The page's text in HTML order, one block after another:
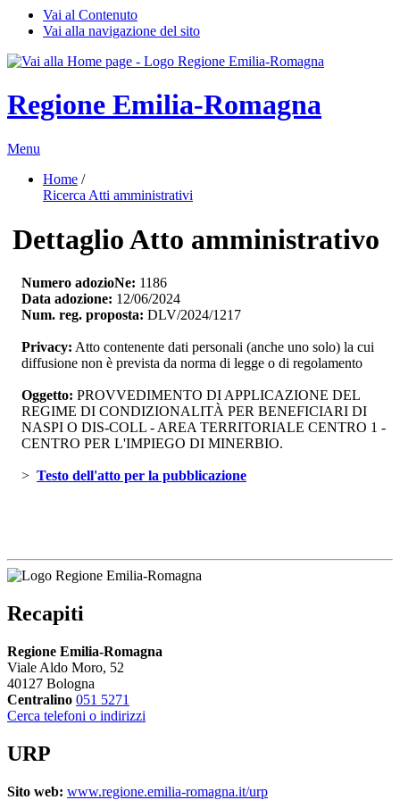
Vai al Contenuto
Vai alla navigazione del sito
Regione Emilia-Romagna
Menu
Home /
Ricerca Atti amministrativi
Dettaglio Atto amministrativo
Numero adozioNe: 1186
Data adozione: 12/06/2024
Num. reg. proposta: DLV/2024/1217
Privacy: Atto contenente dati personali (anche uno solo) la cui
diffusione non è prevista da norma di legge o di regolamento
Oggetto: PROVVEDIMENTO DI APPLICAZIONE DEL
REGIME DI CONDIZIONALITÀ PER BENEFICIARI DI
NASPI O DIS-COLL - AREA TERRITORIALE CENTRO 1 -
CENTRO PER L'IMPIEGO DI MINERBIO.
> Testo dell'atto per la pubblicazione
Recapiti
Regione Emilia-Romagna
Viale Aldo Moro, 52
40127 Bologna
Centralino 051 5271
Cerca telefoni o indirizzi
URP
Sito web: www.regione.emilia-romagna.it/urp